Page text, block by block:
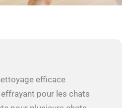
efficace
pour les chats